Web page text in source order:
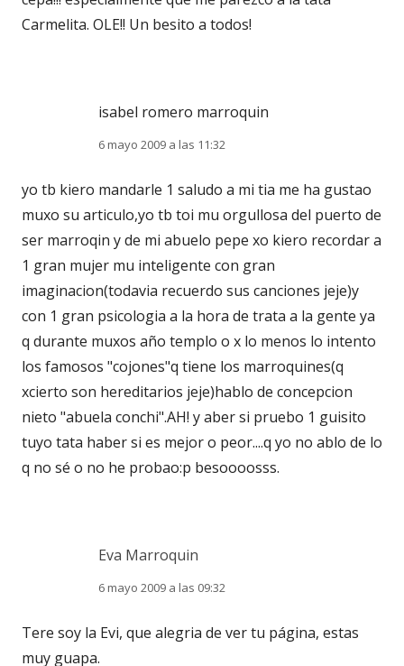
Carmelita. OLE!! Un besito a todos!
isabel romero marroquin
6 mayo 2009 a las 11:32
yo tb kiero mandarle 1 saludo a mi tia me ha gustao
muxo su articulo,yo tb toi mu orgullosa del puerto de
ser marroqin y de mi abuelo pepe xo kiero recordar a
1 gran mujer mu inteligente con gran
imaginacion(todavia recuerdo sus canciones jeje)y
con 1 gran psicologia a la hora de trata a la gente ya
q durante muxos año templo o x lo menos lo intento
los famosos "cojones"q tiene los marroquines(q
xcierto son hereditarios jeje)hablo de concepcion
nieto "abuela conchi".AH! y aber si pruebo 1 guisito
tuyo tata haber si es mejor o peor....q yo no ablo de lo
q no sé o no he probao:p besoooosss.
Eva Marroquin
6 mayo 2009 a las 09:32
Tere soy la Evi, que alegria de ver tu página, estas
muy guapa.